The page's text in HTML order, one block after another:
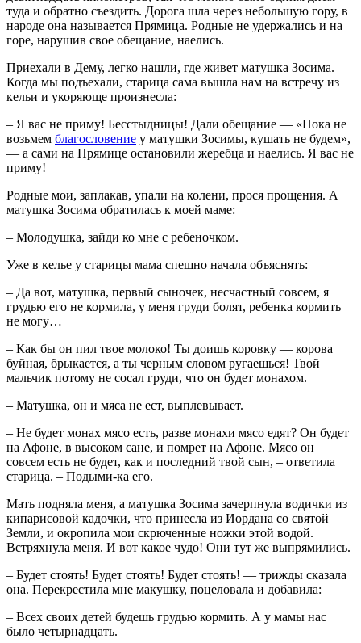
туда и обратно съездить. Дорога шла через небольшую гору, в
народе она называется Прямица. Родные не удержались и на
горе, нарушив свое обещание, наелись.
Приехали в Дему, легко нашли, где живет матушка Зосима.
Когда мы подъехали, старица сама вышла нам на встречу из
кельи и укоряюще произнесла:
– Я вас не приму! Бесстыдницы! Дали обещание — «Пока не
возьмем благословение у матушки Зосимы, кушать не будем»,
— а сами на Прямице остановили жеребца и наелись. Я вас не
приму!
Родные мои, заплакав, упали на колени, прося прощения. А
матушка Зосима обратилась к моей маме:
– Молодушка, зайди ко мне с ребеночком.
Уже в келье у старицы мама спешно начала объяснять:
– Да вот, матушка, первый сыночек, несчастный совсем, я
грудью его не кормила, у меня груди болят, ребенка кормить
не могу…
– Как бы он пил твое молоко! Ты доишь коровку — корова
буйная, брыкается, а ты черным словом ругаешься! Твой
мальчик потому не сосал груди, что он будет монахом.
– Матушка, он и мяса не ест, выплевывает.
– Не будет монах мясо есть, разве монахи мясо едят? Он будет
на Афоне, в высоком сане, и помрет на Афоне. Мясо он
совсем есть не будет, как и последний твой сын, – ответила
старица. – Подыми-ка его.
Мать подняла меня, а матушка Зосима зачерпнула водички из
кипарисовой кадочки, что принесла из Иордана со святой
Земли, и окропила мои скрюченные ножки этой водой.
Встряхнула меня. И вот какое чудо! Они тут же выпрямились.
– Будет стоять! Будет стоять! Будет стоять! — трижды сказала
она. Перекрестила мне макушку, поцеловала и добавила:
– Всех своих детей будешь грудью кормить. А у мамы нас
было четырнадцать.